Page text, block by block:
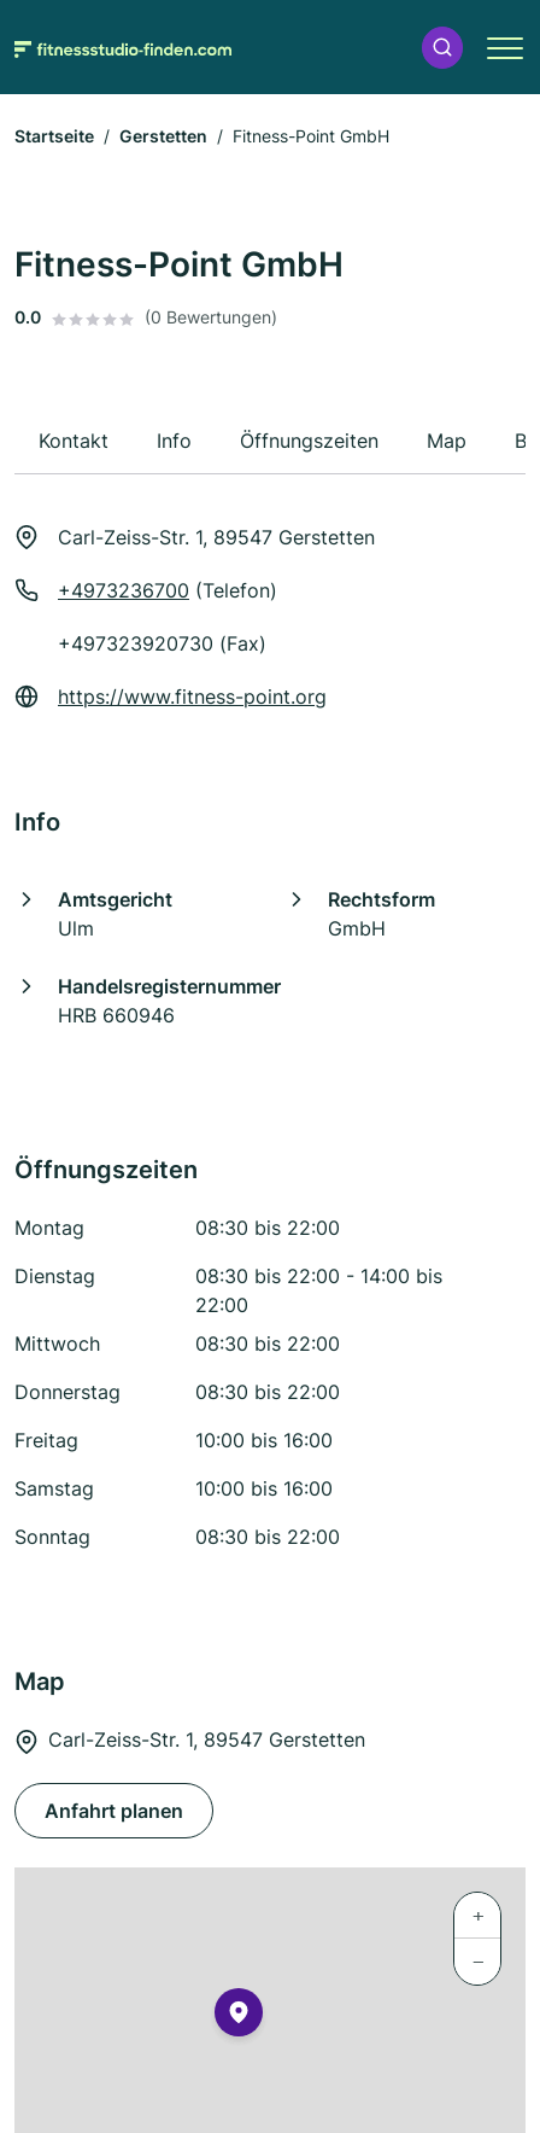
Startseite Gerstetten Fitness-Point GmbH
Fitness-Point GmbH
0.0 (0 Bewertungen)
Kontakt Info Öffnungszeiten Map
Carl-Zeiss-Str. 1, 89547 Gerstetten
+4973236700 (Telefon)
+497323920730 (Fax)
https://www.fitness-point.org
Info
Amtsgericht
Ulm
Rechtsform
GmbH
Handelsregisternummer
HRB 660946
Öffnungszeiten
Montag
08:30 bis 22:00
Dienstag
08:30 bis 22:00 - 14:00 bis
22:00
Mittwoch
08:30 bis 22:00
Donnerstag
08:30 bis 22:00
Freitag
10:00 bis 16:00
Samstag
10:00 bis 16:00
Sonntag
08:30 bis 22:00
Map
Carl-Zeiss-Str. 1, 89547 Gerstetten
Anfahrt planen
+
−